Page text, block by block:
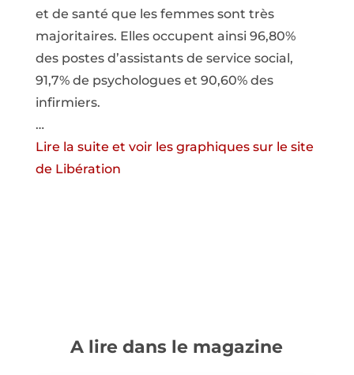
et de santé que les femmes sont très
majoritaires. Elles occupent ainsi 96,80%
des postes d’assistants de service social,
91,7% de psychologues et 90,60% des
infirmiers.
…
Lire la suite et voir les graphiques sur le site
de Libération
A lire dans le magazine